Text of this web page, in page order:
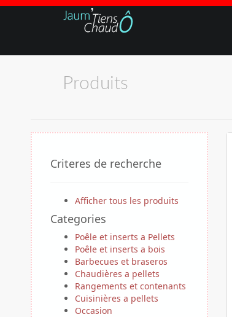
Produits
Criteres de recherche
Afficher tous les produits
Categories
Poêle et inserts a Pellets
Poêle et inserts a bois
Barbecues et braseros
Chaudières a pellets
Rangements et contenants
Cuisinières a pellets
Occasion